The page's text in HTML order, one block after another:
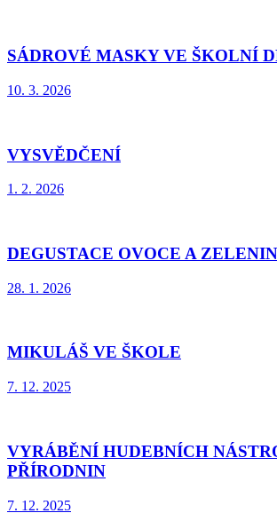
SÁDROVÉ MASKY VE ŠKOLNÍ
10. 3. 2026
VYSVĚDČENÍ
1. 2. 2026
DEGUSTACE OVOCE A
28. 1. 2026
MIKULÁŠ VE ŠKOLE
7. 12. 2025
VYRÁBĚNÍ HUDEBNÍCH
PŘÍRODNIN
7. 12. 2025